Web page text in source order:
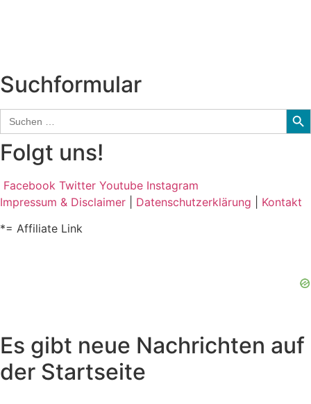
Suchformular
Search
for:
Folgt uns!
Facebook Twitter Youtube Instagram
Impressum & Disclaimer
Datenschutzerklärung
Kontakt
*= Affiliate Link
Es gibt neue Nachrichten auf
der Startseite